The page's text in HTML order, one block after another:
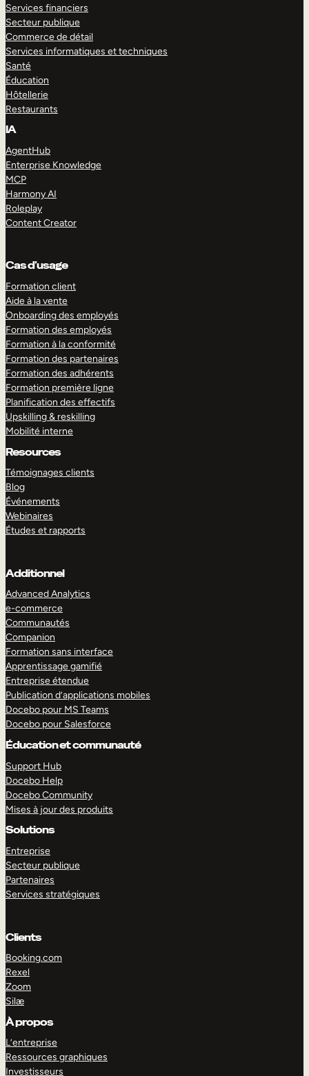
Services financiers
Secteur publique
Commerce de détail
Services informatiques et techniques
Santé
Éducation
Hôtellerie
Restaurants
IA
AgentHub
Enterprise Knowledge
MCP
Harmony AI
Roleplay
Content Creator
Cas d’usage
Formation client
Aide à la vente
Onboarding des employés
Formation des employés
Formation à la conformité
Formation des partenaires
Formation des adhérents
Formation première ligne
Planification des effectifs
Upskilling & reskilling
Mobilité interne
Resources
Témoignages clients
Blog
Événements
Webinaires
Études et rapports
Additionnel
Advanced Analytics
e-commerce
Communautés
Companion
Formation sans interface
Apprentissage gamifié
Entreprise étendue
Publication d’applications mobiles
Docebo pour MS Teams
Docebo pour Salesforce
Éducation et communauté
Support Hub
Docebo Help
Docebo Community
Mises à jour des produits
Solutions
Entreprise
Secteur publique
Partenaires
Services stratégiques
Clients
Booking.com
Rexel
Zoom
Silæ
À propos
L’entreprise
Ressources graphiques
Investisseurs